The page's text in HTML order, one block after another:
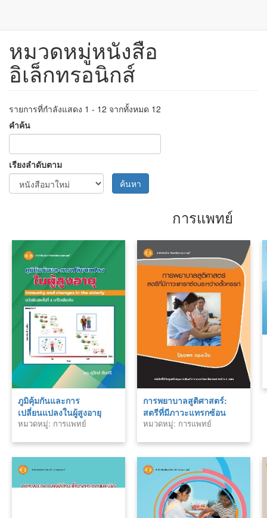
ข้าม
เนื้อหา
หมวดหมู่หนังสือ
อิเล็กทรอนิกส์
รายการที่กำลังแสดง 1 - 12 จากทั้งหมด 12
คำค้น
เรียงลำดับตาม
ค้นหา
การแพทย์
ภูมิคุ้มกันและการ
เปลี่ยนแปลงในผู้สูงอายุ
หมวดหมู่: การแพทย์
การพยาบาลสูติศาสตร์:
สตรีที่มีภาวะแทรกซ้อน
ระหว่างตั้งครรภ์
หมวดหมู่: การแพทย์